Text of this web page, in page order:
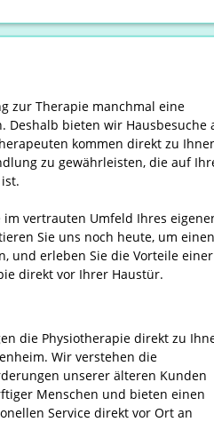
zur Therapie manchmal eine
Deshalb bieten wir Hausbesuche
kommen direkt zu
zu gewährleisten, die auf
im vertrauten Umfeld Ihres
Sie uns noch heute, um
und erleben Sie die Vorteile
direkt vor Ihrer Haustür.
die Physiotherapie direkt zu
Wir verstehen die
unserer älteren Kunden
Menschen und bieten einen
Service direkt vor Ort an